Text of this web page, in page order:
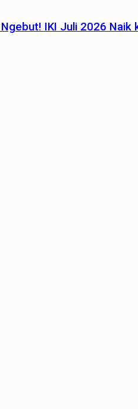
IKI Juli 2026 Naik